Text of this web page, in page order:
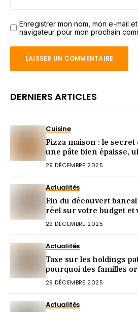
Enregistrer mon nom, mon e-mail
navigateur pour mon prochain
DERNIERS ARTICLES
Cuisine
Pizza maison : le
une pâte bien épaisse,
gourmande
29 DÉCEMBRE 2025
Actualités
Fin du découvert
réel sur votre budget et
29 DÉCEMBRE 2025
Actualités
Taxe sur les holdings
pourquoi des familles
retrouvent dans le
29 DÉCEMBRE 2025
Actualités